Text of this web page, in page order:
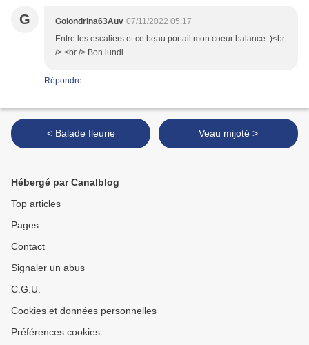
G Golondrina63Auv 07/11/2022 05:17
Entre les escaliers et ce beau portail mon coeur balance :)<br
/> <br /> Bon lundi
Répondre
< Balade fleurie Veau mijoté >
Hébergé par Canalblog
Top articles
Pages
Contact
Signaler un abus
C.G.U.
Cookies et données personnelles
Préférences cookies